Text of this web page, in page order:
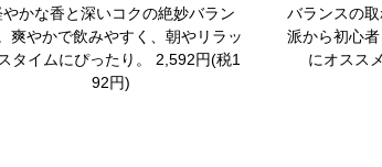
やかな香と深いコクの絶妙バラン
爽やかで飲みやすく、朝やリラッ
タイムにぴったり。 2,592円(税1
92円)
バランスの
派から初心
にオスス